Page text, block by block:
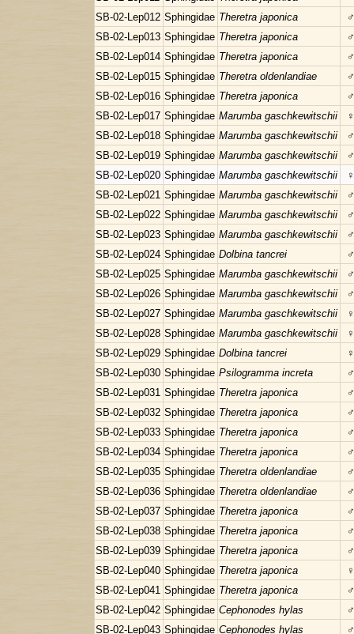
SB-02-Lep012 Sphingidae Theretra japonica
SB-02-Lep013 Sphingidae Theretra japonica
SB-02-Lep014 Sphingidae Theretra japonica
SB-02-Lep015 Sphingidae Theretra oldenlandiae
SB-02-Lep016 Sphingidae Theretra japonica
SB-02-Lep017 Sphingidae Marumba gaschkewitschii
SB-02-Lep018 Sphingidae Marumba gaschkewitschii
SB-02-Lep019 Sphingidae Marumba gaschkewitschii
SB-02-Lep020 Sphingidae Marumba gaschkewitschii
SB-02-Lep021 Sphingidae Marumba gaschkewitschii
SB-02-Lep022 Sphingidae Marumba gaschkewitschii
SB-02-Lep023 Sphingidae Marumba gaschkewitschii
SB-02-Lep024 Sphingidae Dolbina tancrei
SB-02-Lep025 Sphingidae Marumba gaschkewitschii
SB-02-Lep026 Sphingidae Marumba gaschkewitschii
SB-02-Lep027 Sphingidae Marumba gaschkewitschii
SB-02-Lep028 Sphingidae Marumba gaschkewitschii
SB-02-Lep029 Sphingidae Dolbina tancrei
SB-02-Lep030 Sphingidae Psilogramma increta
SB-02-Lep031 Sphingidae Theretra japonica
SB-02-Lep032 Sphingidae Theretra japonica
SB-02-Lep033 Sphingidae Theretra japonica
SB-02-Lep034 Sphingidae Theretra japonica
SB-02-Lep035 Sphingidae Theretra oldenlandiae
SB-02-Lep036 Sphingidae Theretra oldenlandiae
SB-02-Lep037 Sphingidae Theretra japonica
SB-02-Lep038 Sphingidae Theretra japonica
SB-02-Lep039 Sphingidae Theretra japonica
SB-02-Lep040 Sphingidae Theretra japonica
SB-02-Lep041 Sphingidae Theretra japonica
SB-02-Lep042 Sphingidae Cephonodes hylas
SB-02-Lep043 Sphingidae Cephonodes hylas